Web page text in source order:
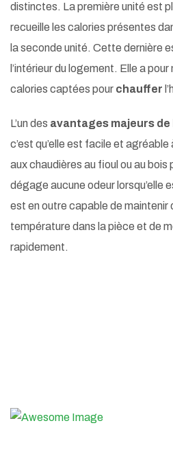
distinctes. La première unité est
recueille les calories présentes
la seconde unité. Cette dernière
l’intérieur du logement. Elle a pour
calories captées pour chauffer
L’un des avantages majeurs de
c’est qu’elle est facile et
aux chaudières au fioul ou au bois
dégage aucune odeur lorsqu’elle
est en outre capable de maintenir
température dans la pièce et de
rapidement.